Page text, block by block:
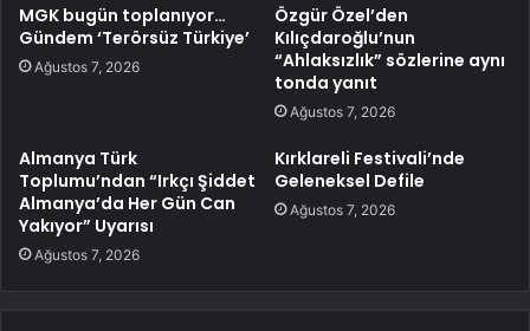
MGK bugün toplanıyor…
Gündem ‘Terörsüz Türkiye’
Ağustos 7, 2026
Özgür Özel’den
Kılıçdaroğlu’nun
“Ahlaksızlık” sözlerine aynı
tonda yanıt
Ağustos 7, 2026
Almanya Türk
Toplumu’ndan “Irkçı Şiddet
Almanya’da Her Gün Can
Yakıyor” Uyarısı
Ağustos 7, 2026
Kırklareli Festivali’nde
Geleneksel Defile
Ağustos 7, 2026